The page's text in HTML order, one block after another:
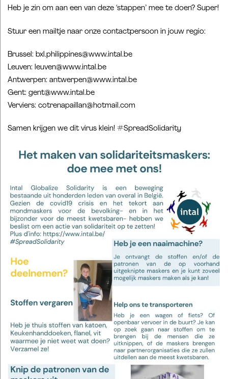
Heb je zin om aan een van deze ‘stappen’ mee te doen? Super!
Stuur een mailtje naar onze contactpersoon in jouw regio:
Brussel: bxl.philippines@www.intal.be
Leuven: leuven@www.intal.be
Antwerpen: antwerpen@www.intal.be
Gent: gent@www.intal.be
Verviers: cotrenapaillan@hotmail.com
Samen krijgen we dit virus klein! #SpreadSolidarity